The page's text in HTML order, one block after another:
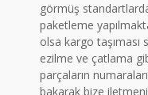
görmüş
paketleme
olsa kargo taşıması
ezilme ve çatlama
parçaların
bakarak bize